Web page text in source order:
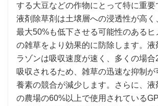
する大豆などの作物にとって特に重要
液剤除草剤は土壌層への浸透性が高く
最大50%も低下させる可能性のある
の雑草をより効果的に防除します。液
ラゾンは吸収速度が速く、多くの場合
吸収されるため、雑草の迅速な抑制
養素の競合が減少します。さらに、液
の農場の60%以上で使用されている